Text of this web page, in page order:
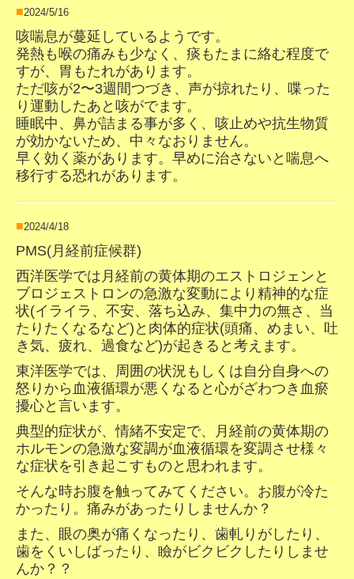
■2024/5/16
咳喘息が蔓延しているようです。
発熱も喉の痛みも少なく、痰もたまに絡む程度で
すが、胃もたれがあります。
ただ咳が2〜3週間つづき、声が掠れたり、喋った
り運動したあと咳がでます。
睡眠中、鼻が詰まる事が多く、咳止めや抗生物質
が効かないため、中々なおりません。
早く効く薬があります。早めに治さないと喘息へ
移行する恐れがあります。
■2024/4/18
PMS(月経前症候群)
西洋医学では月経前の黄体期のエストロジェンと
ブロジェストロンの急激な変動により精神的な症
状(イライラ、不安、落ち込み、集中力の無さ、当
たりたくなるなど)と肉体的症状(頭痛、めまい、吐
き気、疲れ、過食など)が起きると考えます。
東洋医学では、周囲の状況もしくは自分自身への
怒りから 血液循環が悪くなると心がざわつき血瘀
擾心と言います。
典型的症状が、情緒不安定で、月経前の黄体期の
ホルモンの急激な変調が血液循環を変調させ様々
な症状を引き起こすものと思われます。
そんな時お腹を触ってみてください。お腹が冷た
かったり。痛みがあったりしませんか？
また、眼の奥が痛くなったり、歯軋りがしたり、
歯をくいしばったり、瞼がビクビクしたりしませ
んか？？